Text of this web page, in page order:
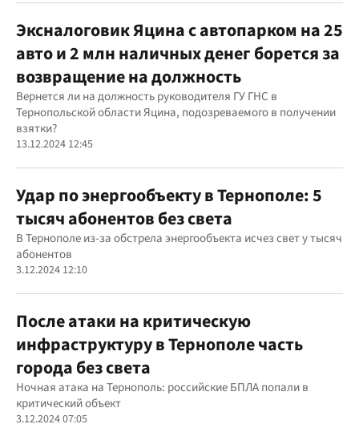
Эксналоговик Яцина с автопарком на 25
авто и 2 млн наличных денег борется за
возвращение на должность
Вернется ли на должность руководителя ГУ ГНС в
Тернопольской области Яцина, подозреваемого в получении
взятки?
13.12.2024 12:45
Удар по энергообъекту в Тернополе: 5
тысяч абонентов без света
В Тернополе из-за обстрела энергообъекта исчез свет у тысяч
абонентов
3.12.2024 12:10
После атаки на критическую
инфраструктуру в Тернополе часть
города без света
Ночная атака на Тернополь: российские БПЛА попали в
критический объект
3.12.2024 07:05